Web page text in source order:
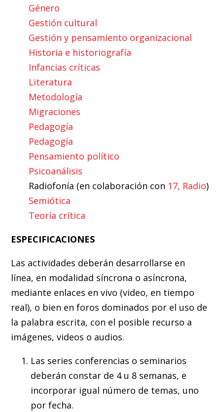
Género
Gestión cultural
Gestión y pensamiento organizacional
Historia e historiografía
Infancias críticas
Literatura
Metodología
Migraciones
Pedagogía
Pedagogía
Pensamiento político
Psicoanálisis
Radiofonía (en colaboración con 17, Radio)
Semiótica
Teoría crítica
ESPECIFICACIONES
Las actividades deberán desarrollarse en
línea, en modalidad síncrona o asíncrona,
mediante enlaces en vivo (video, en tiempo
real), o bien en foros dominados por el uso de
la palabra escrita, con el posible recurso a
imágenes, videos o audios.
Las series conferencias o seminarios
deberán constar de 4 u 8 semanas, e
incorporar igual número de temas, uno
por fecha.